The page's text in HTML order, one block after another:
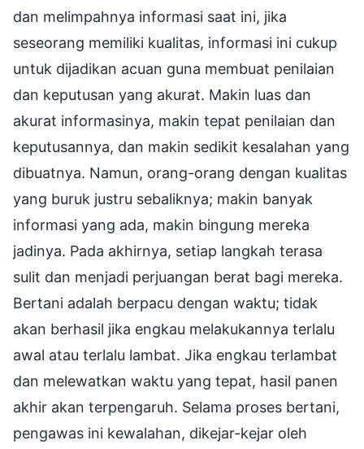
dan melimpahnya informasi saat ini, jika
seseorang memiliki kualitas, informasi ini cukup
untuk dijadikan acuan guna membuat penilaian
dan keputusan yang akurat. Makin luas dan
akurat informasinya, makin tepat penilaian dan
keputusannya, dan makin sedikit kesalahan yang
dibuatnya. Namun, orang-orang dengan kualitas
yang buruk justru sebaliknya; makin banyak
informasi yang ada, makin bingung mereka
jadinya. Pada akhirnya, setiap langkah terasa
sulit dan menjadi perjuangan berat bagi mereka.
Bertani adalah berpacu dengan waktu; tidak
akan berhasil jika engkau melakukannya terlalu
awal atau terlalu lambat. Jika engkau terlambat
dan melewatkan waktu yang tepat, hasil panen
akhir akan terpengaruh. Selama proses bertani,
pengawas ini kewalahan, dikejar-kejar oleh